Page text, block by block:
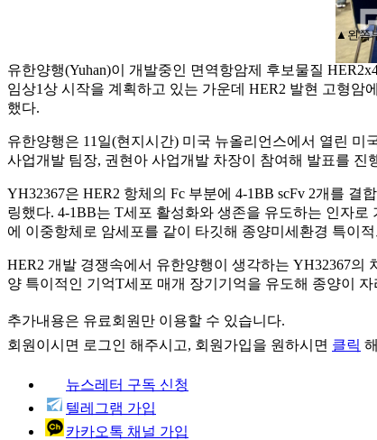
▲왼쪽
유한양행(Yuhan)이 개발중인 면역항암제 후보물질
임상1상 시작을 계획하고 있는 가운데 HER2 발현 고형
했다.
유한양행은 11일(현지시간) 미국 뉴올리언스에서 열린
사업개발 팀장, 권현아 사업개발 차장이 참여해 발표를
YH32367은 HER2 항체의 Fc 부분에 4-1BB scFv 2개를
링했다. 4-1BB는 T세포 활성화와 생존을 유도하는 인자
에 이중항체로 암세포를 같이 타깃해 종양미세환경 특이
HER2 개발 경쟁속에서 유한양행이 생각하는 YH32367의
양 특이적인 기억T세포 매개 장기기억을 유도해 종양이
추가내용은 유료회원만 이용할 수 있습니다.
회원이시면 로그인 해주시고, 회원가입을 원하시면 클릭
뉴스레터 구독 신청
텔레그램 가입
카카오톡 채널 가입